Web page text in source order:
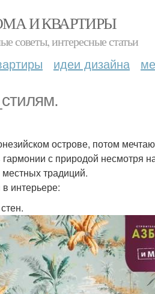
И КВАРТИРЫ
советы, интересные статьи
идеи дизайна
острове, потом
с природой несмотря
местных традиций.
интерьере: